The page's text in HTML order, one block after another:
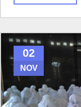
02
NOV